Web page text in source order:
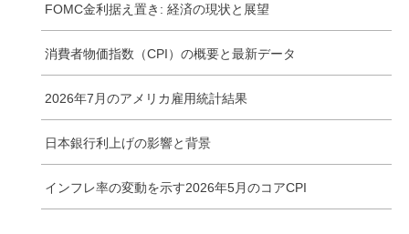
FOMC金利据え置き: 経済の現状と展望
消費者物価指数（CPI）の概要と最新データ
2026年7月のアメリカ雇用統計結果
日本銀行利上げの影響と背景
インフレ率の変動を示す2026年5月のコアCPI